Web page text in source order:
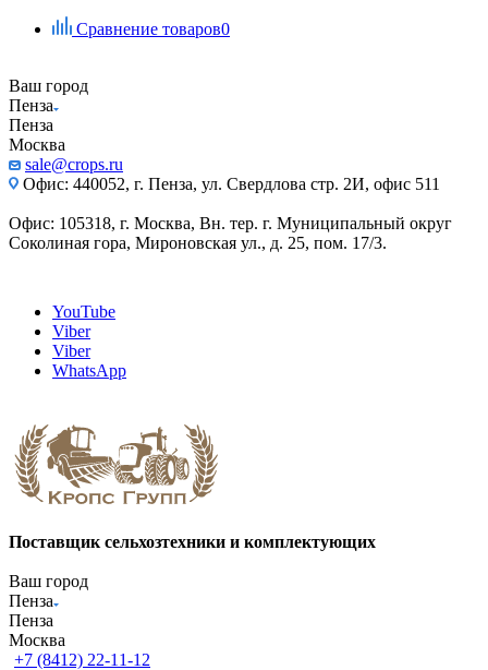
Сравнение товаров0
Ваш город
Пенза
Пенза
Москва
sale@crops.ru
Офис: 440052, г. Пенза, ул. Свердлова стр. 2И, офис 511
Офис: 105318, г. Москва, Вн. тер. г. Муниципальный округ
Соколиная гора, Мироновская ул., д. 25, пом. 17/3.
YouTube
Viber
Viber
WhatsApp
Поставщик сельхозтехники и комплектующих
Ваш город
Пенза
Пенза
Москва
+7 (8412) 22-11-12